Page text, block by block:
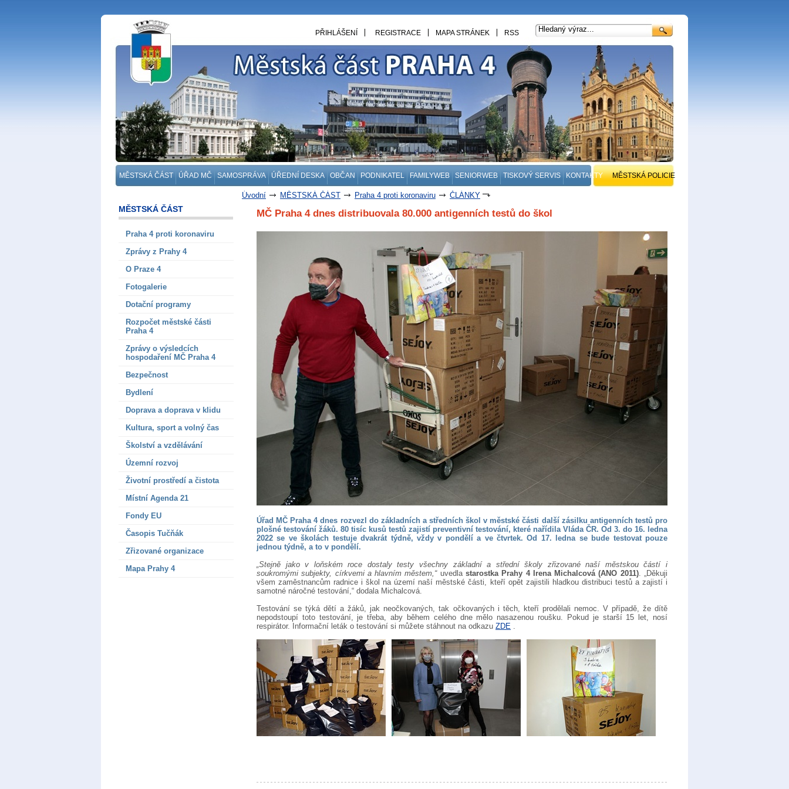
MĚSTSKÁ ČÁST ÚŘAD MČ SAMOSPRÁVA ÚŘEDNÍ DESKA OBČAN PODNIKATEL FAMILYWEB SENIORWEB TISKOVÝ SERVIS KONTAKTY MĚSTSKÁ POLICIE
PŘIHLÁŠENÍ REGISTRACE MAPA STRÁNEK RSS
Úvodní MĚSTSKÁ ČÁST Praha 4 proti koronaviru ČLÁNKY
MĚSTSKÁ ČÁST
Praha 4 proti koronaviru
Zprávy z Prahy 4
O Praze 4
Fotogalerie
Dotační programy
Rozpočet městské části
Praha 4
Zprávy o výsledcích
hospodaření MČ Praha 4
Bezpečnost
Bydlení
Doprava a doprava v klidu
Kultura, sport a volný čas
Školství a vzdělávání
Územní rozvoj
Životní prostředí a čistota
Místní Agenda 21
Fondy EU
Časopis Tučňák
Zřizované organizace
Mapa Prahy 4
MČ Praha 4 dnes distribuovala 80.000 antigenních testů do škol
Úřad MČ Praha 4 dnes rozvezl do základních a středních škol v městské části další zásilku antigenních testů pro
plošné testování žáků. 80 tisíc kusů testů zajistí preventivní testování, které nařídila Vláda ČR. Od 3. do 16. ledna
2022 se ve školách testuje dvakrát týdně, vždy v pondělí a ve čtvrtek. Od 17. ledna se bude testovat pouze
jednou týdně, a to v pondělí.
„Stejně jako v loňském roce dostaly testy všechny základní a střední školy zřizované naší městskou částí i
soukromými subjekty, církvemi a hlavním městem,“uvedlastarostka Prahy 4 Irena Michalcová (ANO 2011). „Děkuji
všem zaměstnancům radnice i škol na území naší městské části, kteří opět zajistili hladkou distribuci testů a zajistí i
samotné náročné testování,“ dodala Michalcová.
Testování se týká dětí a žáků, jak neočkovaných, tak očkovaných i těch, kteří prodělali nemoc. V případě, že dítě
nepodstoupí toto testování, je třeba, aby během celého dne mělo nasazenou roušku. Pokud je starší 15 let, nosí
respirátor. Informační leták o testování si můžete stáhnout na odkazu ZDE